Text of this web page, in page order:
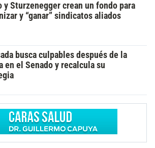
y Sturzenegger crean un fondo para
y “ganar” sindicatos aliados
busca culpables después de la
en el Senado y recalcula su